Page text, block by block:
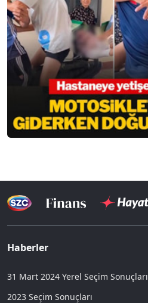
Haberler
31 Mart 2024 Yerel Seçim Sonuçları
2023 Seçim Sonuçları